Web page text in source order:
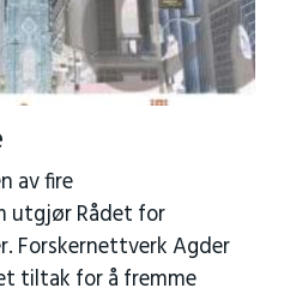
av fire
utgjør Rådet for
Forskernettverk Agder
tiltak for å fremme